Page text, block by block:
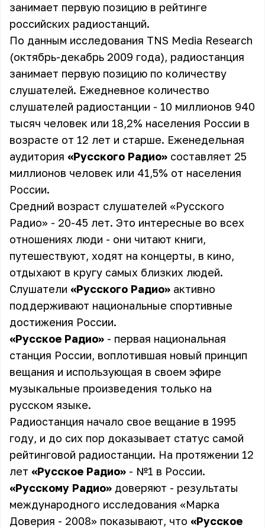
занимает первую позицию в рейтинге
российских радиостанций.
По данным исследования TNS Media Research
(октябрь-декабрь 2009 года), радиостанция
занимает первую позицию по количеству
слушателей. Ежедневное количество
слушателей радиостанции - 10 миллионов 940
тысяч человек или 18,2% населения России в
возрасте от 12 лет и старше. Еженедельная
аудитория «Русского Радио» составляет 25
миллионов человек или 41,5% от населения
России.
Средний возраст слушателей «Русского
Радио» - 20-45 лет. Это интересные во всех
отношениях люди - они читают книги,
путешествуют, ходят на концерты, в кино,
отдыхают в кругу самых близких людей.
Слушатели «Русского Радио» активно
поддерживают национальные спортивные
достижения России.
«Русское Радио» - первая национальная
станция России, воплотившая новый принцип
вещания и использующая в своем эфире
музыкальные произведения только на
русском языке.
Радиостанция начало свое вещание в 1995
году, и до сих пор доказывает статус самой
рейтинговой радиостанции. На протяжении 12
лет «Русское Радио» - №1 в России.
«Русскому Радио» доверяют - результаты
международного исследования «Марка
Доверия - 2008» показывают, что «Русское